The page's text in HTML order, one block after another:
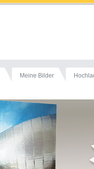
Meine Bilder